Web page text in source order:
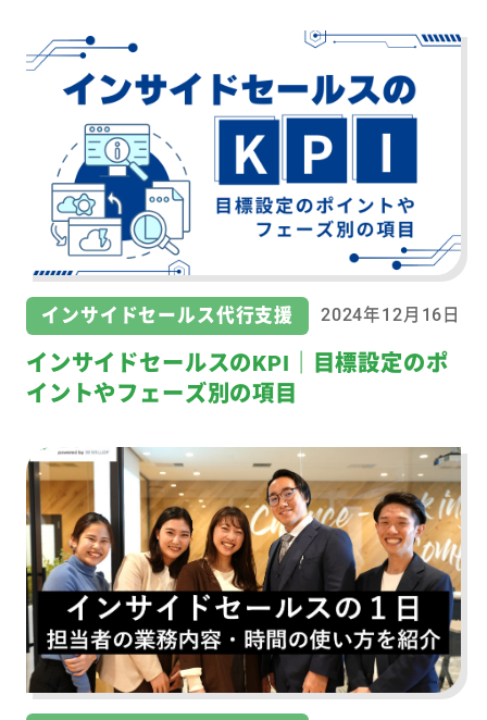
インサイドセールス代行支援 2024年12月16日
インサイドセールスのKPI｜目標設定のポ
イントやフェーズ別の項目